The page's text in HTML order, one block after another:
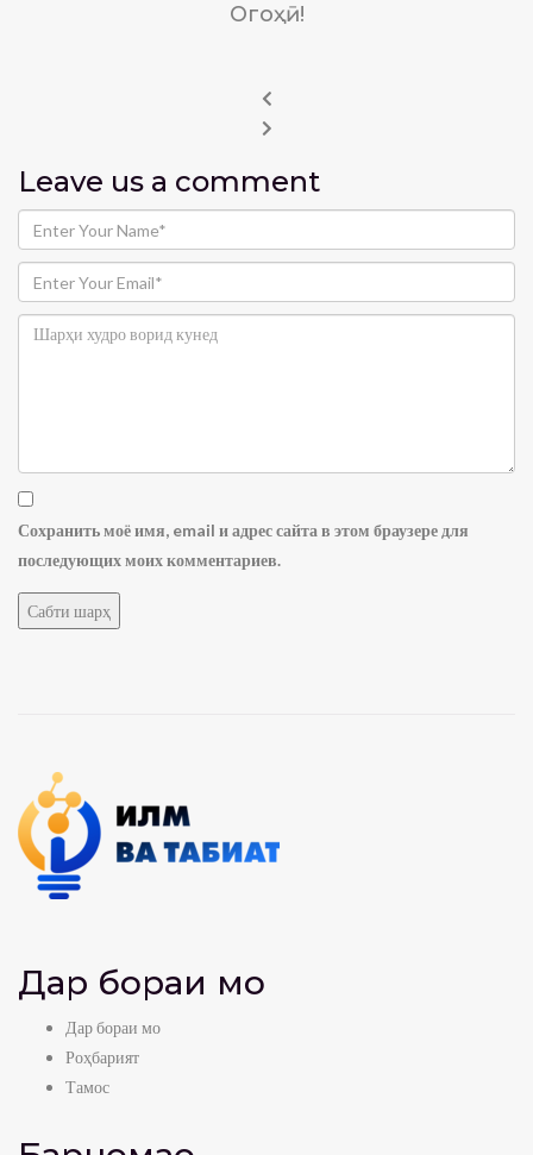
Огоҳӣ!
Leave us a comment
Сохранить моё имя, email и адрес сайта в этом браузере для
последующих моих комментариев.
Дар бораи мо
Дар бораи мо
Роҳбарият
Тамос